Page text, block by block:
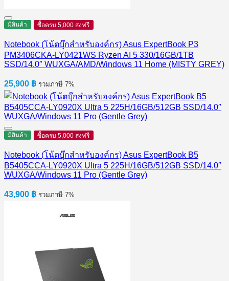
มีสินค้า ซื้อครบ 5,000 ส่งฟรี
Notebook (โน้ตบุ๊กสำหรับองค์กร) Asus ExpertBook P3
PM3406CKA-LY0421WS Ryzen AI 5 330/16GB/1TB
SSD/14.0″ WUXGA/AMD/Windows 11 Home (MISTY GREY)
25,900 ฿ รวมภาษี 7%
มีสินค้า ซื้อครบ 5,000 ส่งฟรี
Notebook (โน้ตบุ๊กสำหรับองค์กร) Asus ExpertBook B5
B5405CCA-LY0920X Ultra 5 225H/16GB/512GB SSD/14.0″
WUXGA/Windows 11 Pro (Gentle Grey)
43,900 ฿ รวมภาษี 7%